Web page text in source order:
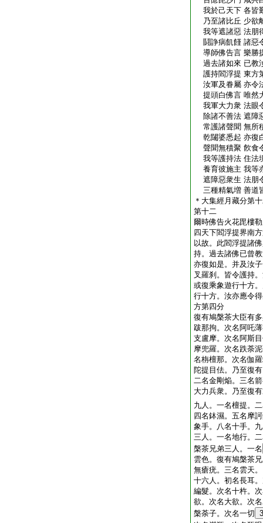
我於己天下 各皆
乃至諸比丘 少欲
我等遮諸惡 法朋
鬪諍病飢饉 諸惡
導師佛告言 樂勝
過去諸如來 已教
護持閻浮提 東方
汝軍及眷屬 亦令
提頭白佛言 唯然
我軍大力衆 法眼
除諸不善法 遮障
常護諸聲聞 無所
乾闥婆悉起 亦復
聲聞無積聚 飮食
我等護持法 住法
養育彼施主 我等
遮障惡衆生 法朋
三種精氣増 善道
＊大集經月藏分第
第十二
爾時佛告火花毘樓
四天下閻浮提界南
以故。此閻浮提諸
持。過去諸佛已曾
亦復如是。并及汝
叉羅刹。皆令護持
或復乘象遊行十方
行十方。汝亦應令
方第四分
復有鳩槃茶大臣有
跋那拘。次名阿吒
支盧摩。次名阿斯
摩兜羅。次名跌荼
名栴檀那。次名伽
陀提目佉。乃至復
二名金剛焔。三名
大力兵衆。乃至復
九人。一名檀提。
四名鉢濕。五名摩
象手。八名十手。
三人。一名地行。
槃茶兄弟三人。一名
雲色。復有鳩槃茶
無瘡疣。三名雲天
十六人。初名長耳
編髮。次名十杵。
欲。次名大欲。次
槃荼子。次名一切 3